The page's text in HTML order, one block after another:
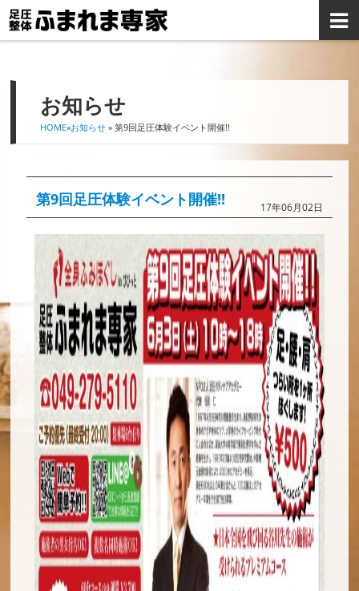
お知らせ
HOME»お知らせ » 第9回足圧体験イベント開催!!
第9回足圧体験イベント開催!! 17年06月02日